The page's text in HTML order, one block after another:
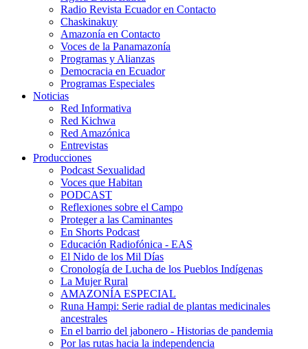
Radio Revista Ecuador en Contacto
Chaskinakuy
Amazonía en Contacto
Voces de la Panamazonía
Programas y Alianzas
Democracia en Ecuador
Programas Especiales
Noticias
Red Informativa
Red Kichwa
Red Amazónica
Entrevistas
Producciones
Podcast Sexualidad
Voces que Habitan
PODCAST
Reflexiones sobre el Campo
Proteger a las Caminantes
En Shorts Podcast
Educación Radiofónica - EAS
El Nido de los Mil Días
Cronología de Lucha de los Pueblos Indígenas
La Mujer Rural
AMAZONÍA ESPECIAL
Runa Hampi: Serie radial de plantas medicinales
ancestrales
En el barrio del jabonero - Historias de pandemia
Por las rutas hacia la independencia